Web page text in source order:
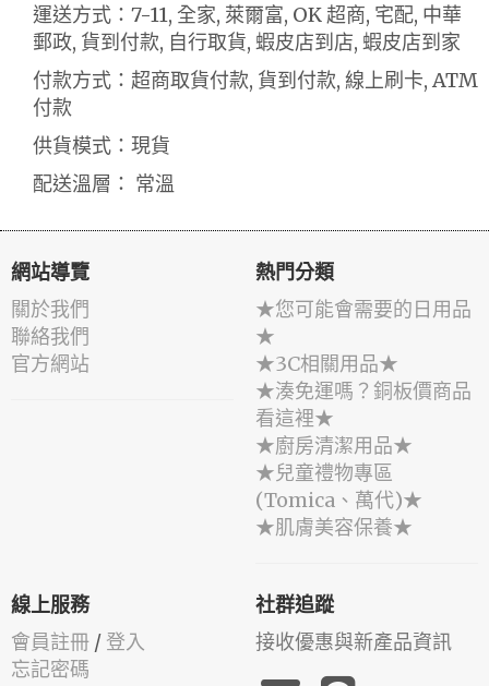
運送方式：7-11, 全家, 萊爾富, OK 超商, 宅配, 中華
郵政, 貨到付款, 自行取貨, 蝦皮店到店, 蝦皮店到家
付款方式：超商取貨付款, 貨到付款, 線上刷卡, ATM
付款
供貨模式：現貨
配送溫層： 常溫
網站導覽
關於我們
聯絡我們
官方網站
熱門分類
★您可能會需要的日用品
★
★3C相關用品★
★湊免運嗎？銅板價商品
看這裡★
★廚房清潔用品★
★兒童禮物專區
(Tomica、萬代)★
★肌膚美容保養★
線上服務
會員註冊 / 登入
忘記密碼
社群追蹤
接收優惠與新產品資訊